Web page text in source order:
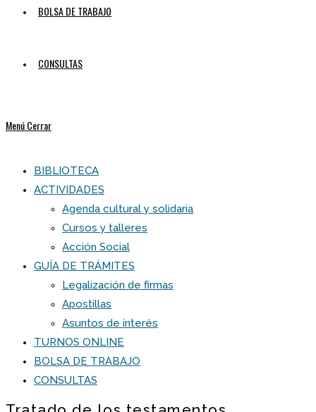
BOLSA DE TRABAJO
CONSULTAS
MenúCerrar
BIBLIOTECA
ACTIVIDADES
Agenda cultural y solidaria
Cursos y talleres
Acción Social
GUÍA DE TRÁMITES
Legalización de firmas
Apostillas
Asuntos de interés
TURNOS ONLINE
BOLSA DE TRABAJO
CONSULTAS